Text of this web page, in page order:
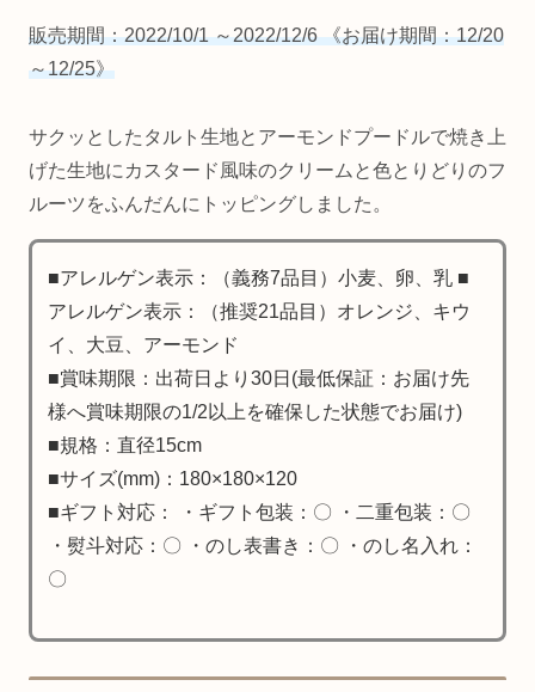
販売期間：2022/10/1 ～2022/12/6 《お届け期間：12/20
～12/25》
サクッとしたタルト生地とアーモンドプードルで焼き上
げた生地にカスタード風味のクリームと色とりどりのフ
ルーツをふんだんにトッピングしました。
■アレルゲン表示：（義務7品目）小麦、卵、乳 ■
アレルゲン表示：（推奨21品目）オレンジ、キウ
イ、大豆、アーモンド
■賞味期限：出荷日より30日(最低保証：お届け先
様へ賞味期限の1/2以上を確保した状態でお届け)
■規格：直径15cm
■サイズ(mm)：180×180×120
■ギフト対応： ・ギフト包装：〇 ・二重包装：〇
・熨斗対応：〇 ・のし表書き：〇 ・のし名入れ：
〇